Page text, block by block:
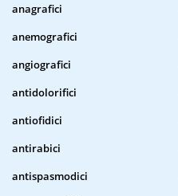
anagrafici
anemografici
angiografici
antidolorifici
antiofidici
antirabici
antispasmodici